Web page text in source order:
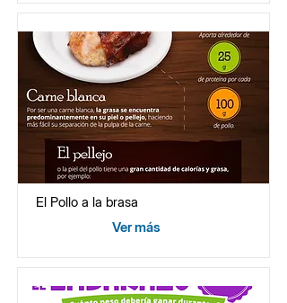
El Pollo a la brasa
Ver más